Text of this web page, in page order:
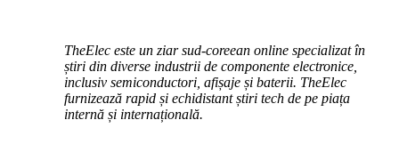
TheElec este un ziar sud-coreean online specializat în
știri din diverse industrii de componente electronice,
inclusiv semiconductori, afișaje și baterii. TheElec
furnizează rapid și echidistant știri tech de pe piața
internă și internațională.